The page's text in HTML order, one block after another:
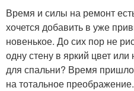
Время и силы на ремонт
хочется добавить в уже
новенькое. До сих пор не
одну стену в яркий цвет
для спальни? Время
на тотальное преображение.